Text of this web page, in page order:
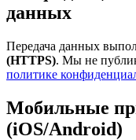
данных
Передача данных
(HTTPS). Мы не
политике
Мобильные
(iOS/Android)